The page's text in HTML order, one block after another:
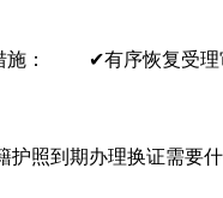
： ✔有序恢复受理审
到期办理换证需要